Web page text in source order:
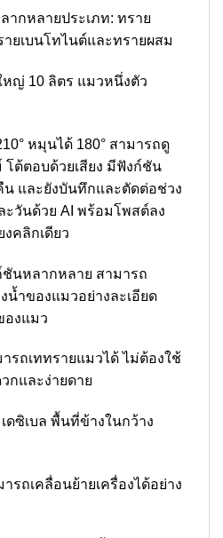
ากหลายประเภท: ทราย
ายเบนโทไนต์และทรายผสม
หญ่ 10 ลิตร แมวหนึ่งตัว
หมุนได้ 180° สามารถดู
โต้ตอบด้วยเสียง มีฟังก์ชัน
น และยังบันทึกและตัดต่อช่วง
วันด้วย AI พร้อมโพสต์ลง
งคลิกเดียว
ชันหลากหลาย สามารถ
ำของแมวอย่างละเอียด
องแมว
ารถเททรายแมวได้ ไม่ต้องใช้
กและง่ายดาย
เดซิเบล พื้นที่ข้างในกว้าง
รถเคลื่อนย้ายเครื่องได้อย่าง